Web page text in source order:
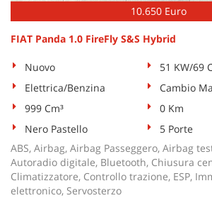
10.650 Euro
FIAT Panda 1.0 FireFly S&S Hybrid
Nuovo
51 KW/69
Elettrica/Benzina
Cambio
999 Cm³
0 Km
Nero Pastello
5 Porte
ABS, Airbag, Airbag Passeggero, Airbag
Autoradio digitale, Bluetooth, Chiusura
Climatizzatore, Controllo trazione, ESP,
elettronico, Servosterzo